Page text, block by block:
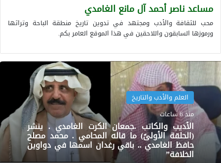
مساعد ناصر أحمد آل مانع الغامدي
محب للثقافة والأدب ومجتهد في تدوين تاريخ منطقة الباحة وتراثها
ورموزها السابقون واللاحقين في هذا الموقع العامر بكم.
العلم والأدب والتاريخ
منذ 6 ساعات
الأديب والكاتب .جمعان الكرت الغامدي . ينشر
(الحلقة الأولىً) ما قاله المحامي . محمد مصلح
حافظ الغامدي .. باقي رغدان اسمها في دواوين
الخلافة”